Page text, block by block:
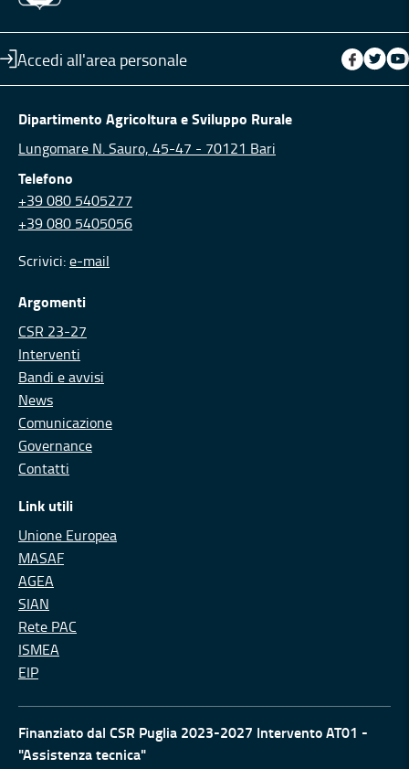
Accedi all'area personale
Dipartimento Agricoltura e Sviluppo Rurale
Lungomare N. Sauro, 45-47 - 70121 Bari
Telefono
+39 080 5405277
+39 080 5405056
Scrivici:e-mail
Argomenti
CSR 23-27
Interventi
Bandi e avvisi
News
Comunicazione
Governance
Contatti
Link utili
Unione Europea
MASAF
AGEA
SIAN
Rete PAC
ISMEA
EIP
Finanziato dal CSR Puglia 2023-2027 Intervento AT01 -
"Assistenza tecnica"